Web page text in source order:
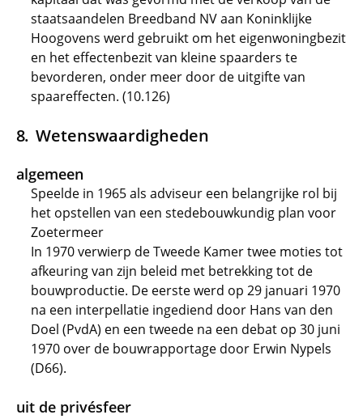
staatsaandelen Breedband NV aan Koninklijke
Hoogovens werd gebruikt om het eigenwoningbezit
en het effectenbezit van kleine spaarders te
bevorderen, onder meer door de uitgifte van
spaareffecten. (10.126)
Wetenswaardigheden
algemeen
Speelde in 1965 als adviseur een belangrijke rol bij
het opstellen van een stedebouwkundig plan voor
Zoetermeer
In 1970 verwierp de Tweede Kamer twee moties tot
afkeuring van zijn beleid met betrekking tot de
bouwproductie. De eerste werd op 29 januari 1970
na een interpellatie ingediend door Hans van den
Doel (PvdA) en een tweede na een debat op 30 juni
1970 over de bouwrapportage door Erwin Nypels
(D66).
uit de privésfeer